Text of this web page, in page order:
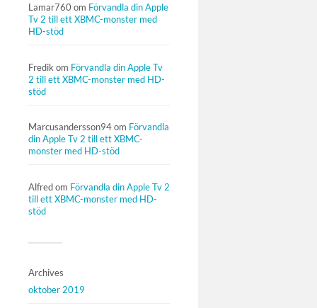
Lamar760 om Förvandla din Apple
Tv 2 till ett XBMC-monster med
HD-stöd
Fredik om Förvandla din Apple Tv
2 till ett XBMC-monster med HD-
stöd
Marcusandersson94om Förvandla
din Apple Tv 2 till ett XBMC-
monster med HD-stöd
Alfredom Förvandla din Apple Tv 2
till ett XBMC-monster med HD-
stöd
Archives
oktober 2019